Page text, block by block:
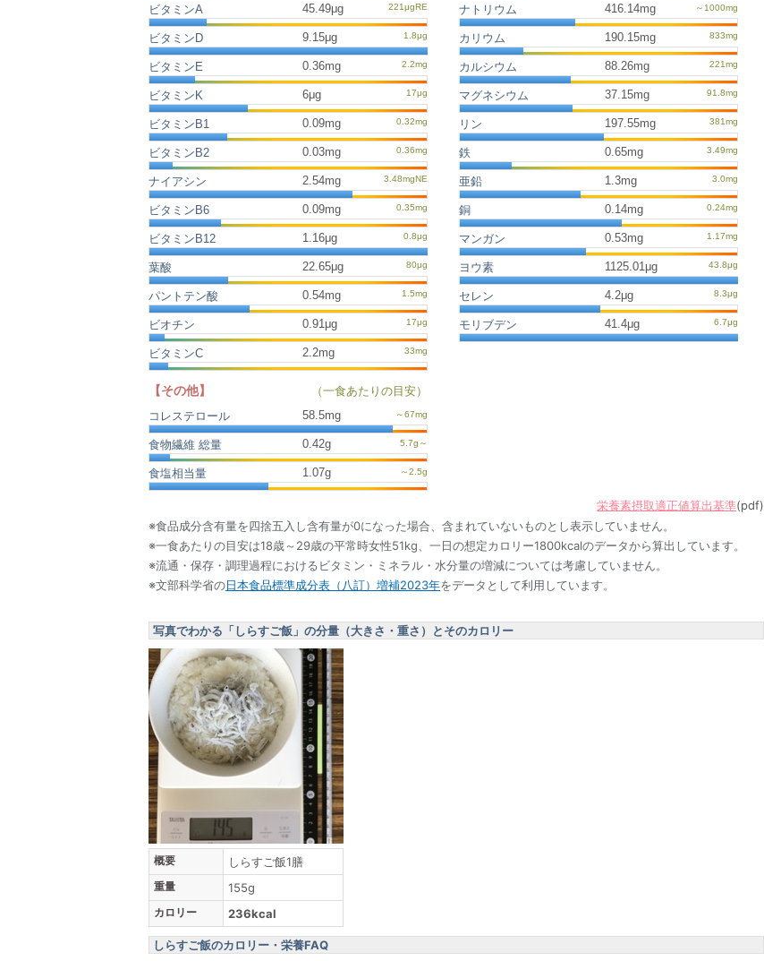
ビタミンA
45.49μg
ビタミンD 9.15μg
ビタミンE 0.36mg
ビタミンK 6μg
ビタミンB1 0.09mg
ビタミンB2 0.03mg
ナイアシン 2.54mg
ビタミンB6 0.09mg
ビタミンB12 1.16μg
葉酸 22.65μg
パントテン酸 0.54mg
ビオチン 0.91μg
ビタミンC 2.2mg
ナトリウム
416.14mg
カリウム 190.15mg
カルシウム 88.26mg
マグネシウム 37.15mg
リン 197.55mg
鉄 0.65mg
亜鉛 1.3mg
銅 0.14mg
マンガン 0.53mg
ヨウ素 1125.01μg
セレン 4.2μg
モリブデン 41.4μg
【その他】
（一食あたりの目安）
コレステロール
58.5mg
食物繊維 総量 0.42g
食塩相当量 1.07g
栄養素摂取適正値算出基準(pdf)
※食品成分含有量を四捨五入し含有量が0になった場合、含まれていないものとし表示していません。
※一食あたりの目安は18歳～29歳の平常時女性51kg、一日の想定カロリー1800kcalのデータから算出しています。
※流通・保存・調理過程におけるビタミン・ミネラル・水分量の増減については考慮していません。
※文部科学省の日本食品標準成分表（八訂）増補2023年をデータとして利用しています。
写真でわかる「しらすご飯」の分量（大きさ・重さ）とそのカロリー
概要 しらすご飯1膳
重量 155g
カロリー 236kcal
しらすご飯のカロリー・栄養FAQ